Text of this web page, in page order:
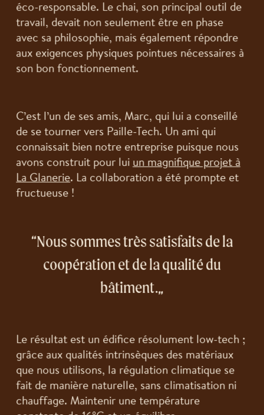
éco-responsable. Le chai, son principal outil de
travail, devait non seulement être en phase
avec sa philosophie, mais également répondre
aux exigences physiques pointues nécessaires à
son bon fonctionnement.
C’est l’un de ses amis, Marc, qui lui a conseillé
de se tourner vers Paille-Tech. Un ami qui
connaissait bien notre entreprise puisque nous
avons construit pour lui un magnifique projet à
La Glanerie. La collaboration a été prompte et
fructueuse !
Nous sommes très satisfaits de la
coopération et de la qualité du
bâtiment.
Le résultat est un édifice résolument low-tech ;
grâce aux qualités intrinsèques des matériaux
que nous utilisons, la régulation climatique se
fait de manière naturelle, sans climatisation ni
chauffage. Maintenir une température